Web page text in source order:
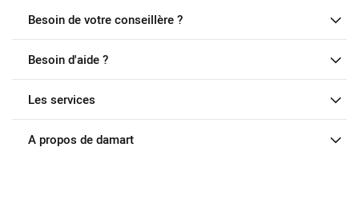
Besoin de votre conseillère ?
Besoin d'aide ?
Les services
A propos de damart